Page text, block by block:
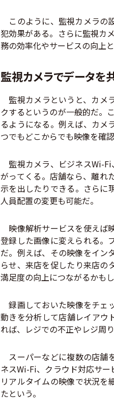
このように、監視カメラの
犯効果がある。さらに監視カ
務の効率化やサービスの向上
監視カメラでデータを
監視カメラというと、カメ
クするというのが一般的だ。
るようになる。例えば、カメ
つでもどこからでも映像を確認
監視カメラ、ビジネスWi-
がってくる。店舗なら、離れ
示を出したりできる。さらに
人員配置の変更も可能だ。
映像解析サービスを使えば
登録した画像に変えられる。
だ。例えば、その映像をイン
らせ、来店を促したり来店の
満足度の向上につながるかもし
録画しておいた映像をチェ
動きを分析して店舗レイアウ
れば、レジでの不正やレジ周
スーパーなどに複数の店舗
ネスWi-Fi、クラウド対応サー
リアルタイムの映像で状況を
たという。